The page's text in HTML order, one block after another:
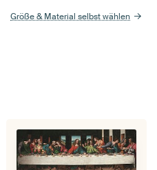
Größe & Material selbst wählen